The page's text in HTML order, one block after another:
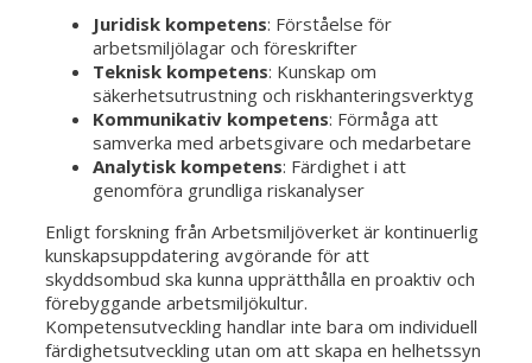
Juridisk kompetens: Förståelse för
arbetsmiljölagar och föreskrifter
Teknisk kompetens: Kunskap om
säkerhetsutrustning och riskhanteringsverktyg
Kommunikativ kompetens: Förmåga att
samverka med arbetsgivare och medarbetare
Analytisk kompetens: Färdighet i att
genomföra grundliga riskanalyser
Enligt forskning från Arbetsmiljöverket är kontinuerlig
kunskapsuppdatering avgörande för att
skyddsombud ska kunna upprätthålla en proaktiv och
förebyggande arbetsmiljökultur.
Kompetensutveckling handlar inte bara om individuell
färdighetsutveckling utan om att skapa en helhetssyn